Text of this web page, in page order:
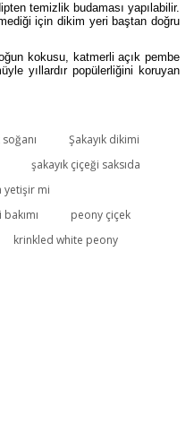
temizlik budaması yapılabilir.
için dikim yeri baştan doğru
kokusu, katmerli açık pembe
yıllardır popülerliğini koruyan
siz yapın!
soğanı
Şakayık dikimi
şakayık çiçeği saksıda
yetişir mi
peony çiçek
krinkled white peony